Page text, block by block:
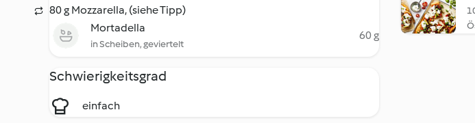
80 g Mozzarella, (siehe Tipp)
Mortadella
in Scheiben, geviertelt
60 g
Schwierigkeitsgrad
einfach